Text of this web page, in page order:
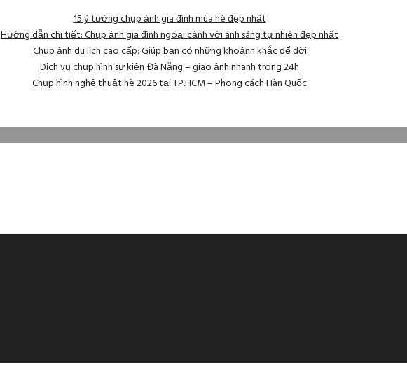
15 ý tưởng chụp ảnh gia đình mùa hè đẹp nhất
Hướng dẫn chi tiết: Chụp ảnh gia đình ngoại cảnh với ánh sáng tự nhiên đẹp nhất
Chụp ảnh du lịch cao cấp: Giúp bạn có những khoảnh khắc để đời
Dịch vụ chụp hình sự kiện Đà Nẵng – giao ảnh nhanh trong 24h
Chụp hình nghệ thuật hè 2026 tại TP.HCM – Phong cách Hàn Quốc